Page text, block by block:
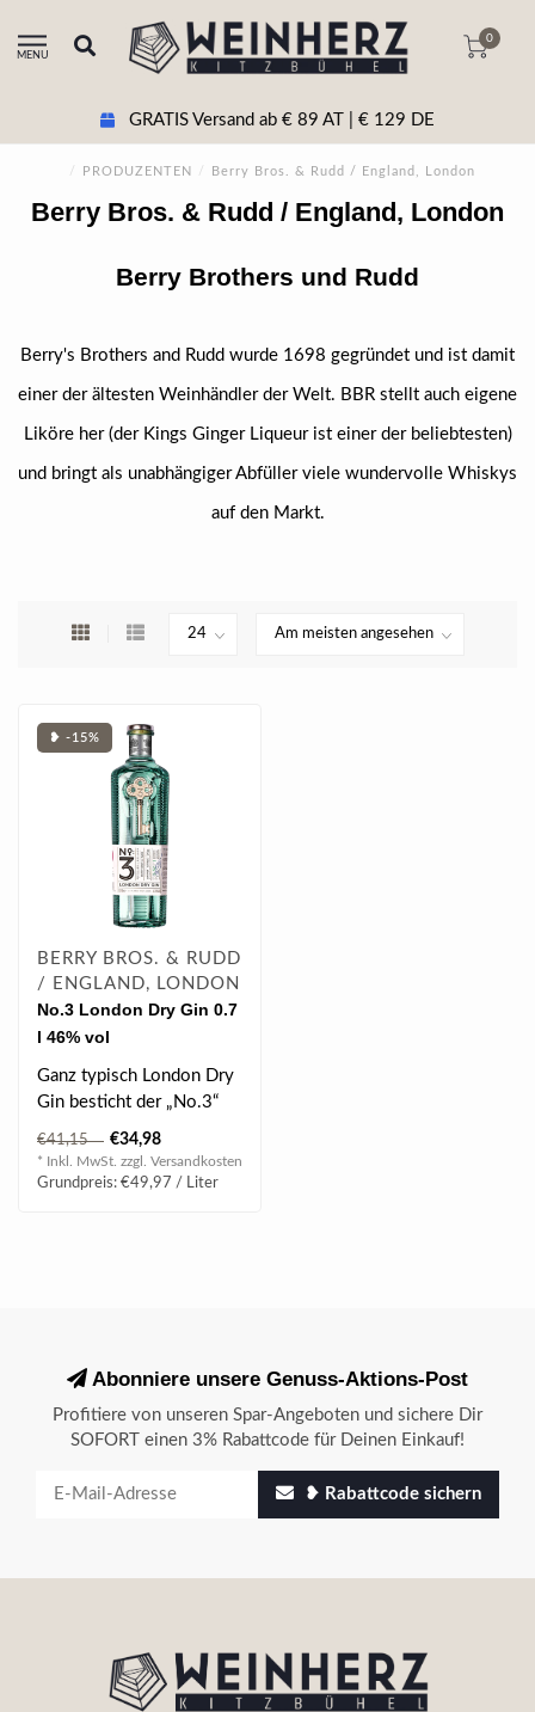
MENU
0
GRATIS Versand ab € 89 AT | € 129 DE
/ PRODUZENTEN / Berry Bros. & Rudd / England, London
Berry Bros. & Rudd / England, London
Berry Brothers und Rudd
Berry's Brothers and Rudd wurde 1698 gegründet und ist damit
einer der ältesten Weinhändler der Welt. BBR stellt auch eigene
Liköre her (der Kings Ginger Liqueur ist einer der beliebtesten)
und bringt als unabhängiger Abfüller viele wundervolle Whiskys
auf den Markt.
❥ -15%
BERRY BROS. & RUDD
/ ENGLAND, LONDON
No.3 London Dry Gin 0.7
l 46% vol
Ganz typisch London Dry
Gin besticht der „No.3“
mit einem herb-kantigen
Wach..
€41,15 €34,98
* Inkl. MwSt. zzgl. Versandkosten
Grundpreis: €49,97 / Liter
Abonniere unsere Genuss-Aktions-Post
Profitiere von unseren Spar-Angeboten und sichere Dir
SOFORT einen 3% Rabattcode für Deinen Einkauf!
❥ Rabattcode sichern